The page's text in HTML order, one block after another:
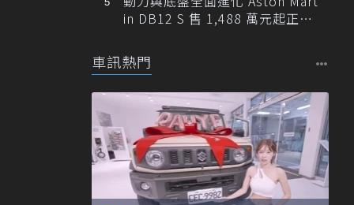
in DB12 S 售 1,488 萬元起正式
車訊熱門